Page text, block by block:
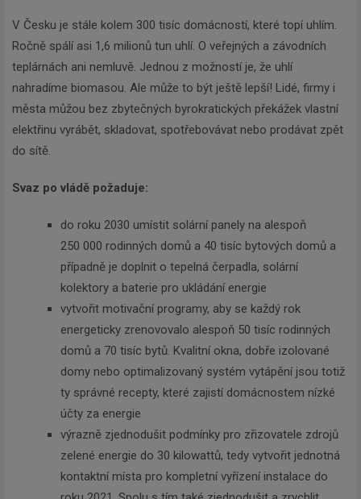
V Česku je stále kolem 300 tisíc domácností, které topí uhlím.
Ročně spálí asi 1,6 milionů tun uhlí. O veřejných a závodních
teplárnách ani nemluvě. Jednou z možností je, že uhlí
nahradíme biomasou. Ale může to být ještě lepší! Lidé, firmy i
města můžou bez zbytečných byrokratických překážek vlastní
elektřinu vyrábět, skladovat, spotřebovávat nebo prodávat zpět
do sítě.
Svaz po vládě požaduje:
do roku 2030 umístit solární panely na alespoň
250 000 rodinných domů a 40 tisíc bytových domů a
případně je doplnit o tepelná čerpadla, solární
kolektory a baterie pro ukládání energie
vytvořit motivační programy, aby se každý rok
energeticky zrenovovalo alespoň 50 tisíc rodinných
domů a 70 tisíc bytů. Kvalitní okna, dobře izolované
domy nebo optimalizovaný systém vytápění jsou totiž
ty správné recepty, které zajistí domácnostem nízké
účty za energie
výrazně zjednodušit podmínky pro zřizovatele zdrojů
zelené energie do 30 kilowattů, tedy vytvořit jednotná
kontaktní místa pro kompletní vyřízení instalace do